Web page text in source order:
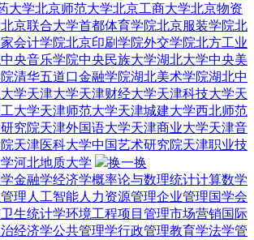
大学北京师范大学北京工商大学北京物资
北京联合大学首都体育学院北京服装学院北
会计学院北京印刷学院外交学院北方工业
中央音乐学院中央民族大学湖北大学中央美
清华五道口金融学院湖北美术学院湖北中
学天津大学天津财经大学天津科技大学天
大学天津师范大学天津城建大学西北师范
究院天津外国语大学天津商业大学天津音
天津医科大学中国艺术研究院天津职业技
河北地质大学
换一换
金融学经济学概率论与数理统计计算数学
理 人工智能人力资源管理企业管理国学会
生统计学环境工程项目管理市场营销国际
经济学公共管理学行政管理教育学法学管